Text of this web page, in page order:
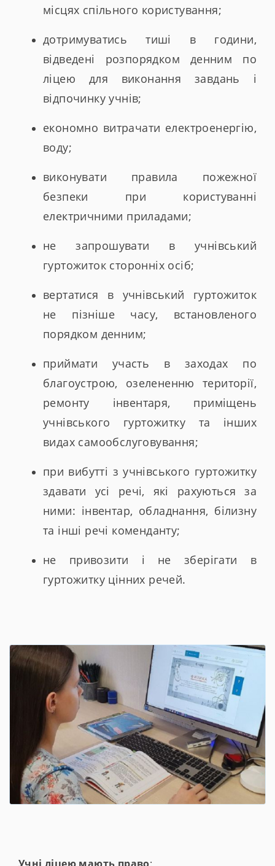
місцях спільного користування;
дотримуватись тиші в години,
відведені розпорядком денним по
ліцею для виконання завдань і
відпочинку учнів;
економно витрачати електроенергію,
воду;
виконувати правила пожежної
безпеки при користуванні
електричними приладами;
не запрошувати в учнівський
гуртожиток сторонніх осіб;
вертатися в учнівський гуртожиток
не пізніше часу, встановленого
порядком денним;
приймати участь в заходах по
благоустрою, озелененню території,
ремонту інвентаря, приміщень
учнівського гуртожитку та інших
видах самообслуговування;
при вибутті з учнівського гуртожитку
здавати усі речі, які рахуються за
ними: інвентар, обладнання, білизну
та інші речі коменданту;
не привозити і не зберігати в
гуртожитку цінних речей.